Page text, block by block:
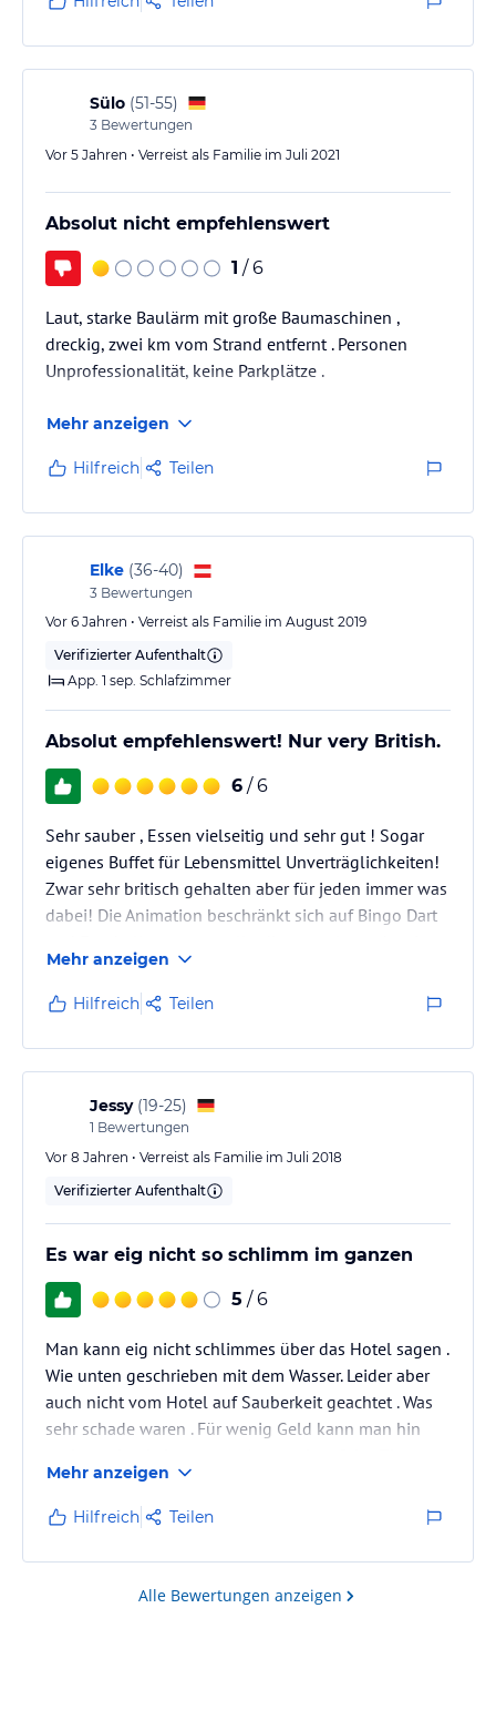
ausreichend, Abends wurde immer was angeboten
von Shows bis Karaoke.
Wir würden das Hotel/die Anlage trotz einiger
Kritikpunkte immer weiterempfehlen.
Sülo (51-55)
3 Bewertungen
Vor 5 Jahren • Verreist als Familie im Juli 2021
Absolut nicht empfehlenswert
1 / 6
Laut, starke Baulärm mit große Baumaschinen ,
dreckig, zwei km vom Strand entfernt . Personen
Unprofessionalität, keine Parkplätze .
Mehr anzeigen
Hilfreich Teilen
Elke (36-40)
3 Bewertungen
Vor 6 Jahren • Verreist als Familie im August 2019
Verifizierter Aufenthalt
App. 1 sep. Schlafzimmer
Absolut empfehlenswert! Nur very British.
6 / 6
Sehr sauber , Essen vielseitig und sehr gut ! Sogar
eigenes Buffet für Lebensmittel Unverträglichkeiten!
Zwar sehr britisch gehalten aber für jeden immer was
dabei! Die Animation beschränkt sich auf Bingo Dart
auf Animationsprogramme gerne verzichten!
Mehr anzeigen
Hilfreich Teilen
Jessy (19-25)
1 Bewertungen
Vor 8 Jahren • Verreist als Familie im Juli 2018
Verifizierter Aufenthalt
Es war eig nicht so schlimm im ganzen
5 / 6
Man kann eig nicht schlimmes über das Hotel sagen .
Wie unten geschrieben mit dem Wasser. Leider aber
auch nicht vom Hotel auf Sauberkeit geachtet . Was
sehr schade waren . Für wenig Geld kann man hin
Sonst würde ich es nicht weiter empfehlen
Mehr anzeigen
Hilfreich Teilen
Alle Bewertungen anzeigen